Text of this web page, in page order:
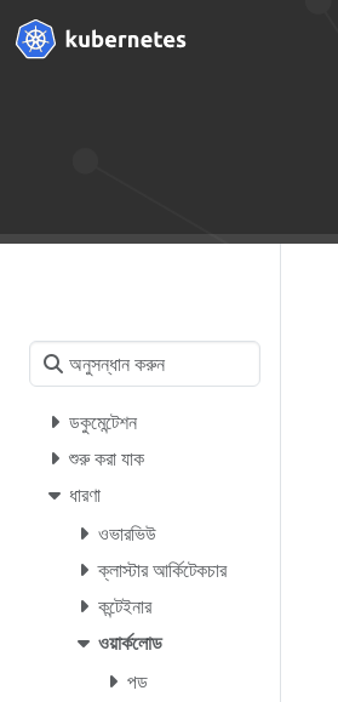
ডকুমেন্টেশন
শুরু করা যাক
ধারণা
ওভারভিউ
ক্লাস্টার আর্কিটেকচার
কন্টেইনার
ওয়ার্কলোড
পড